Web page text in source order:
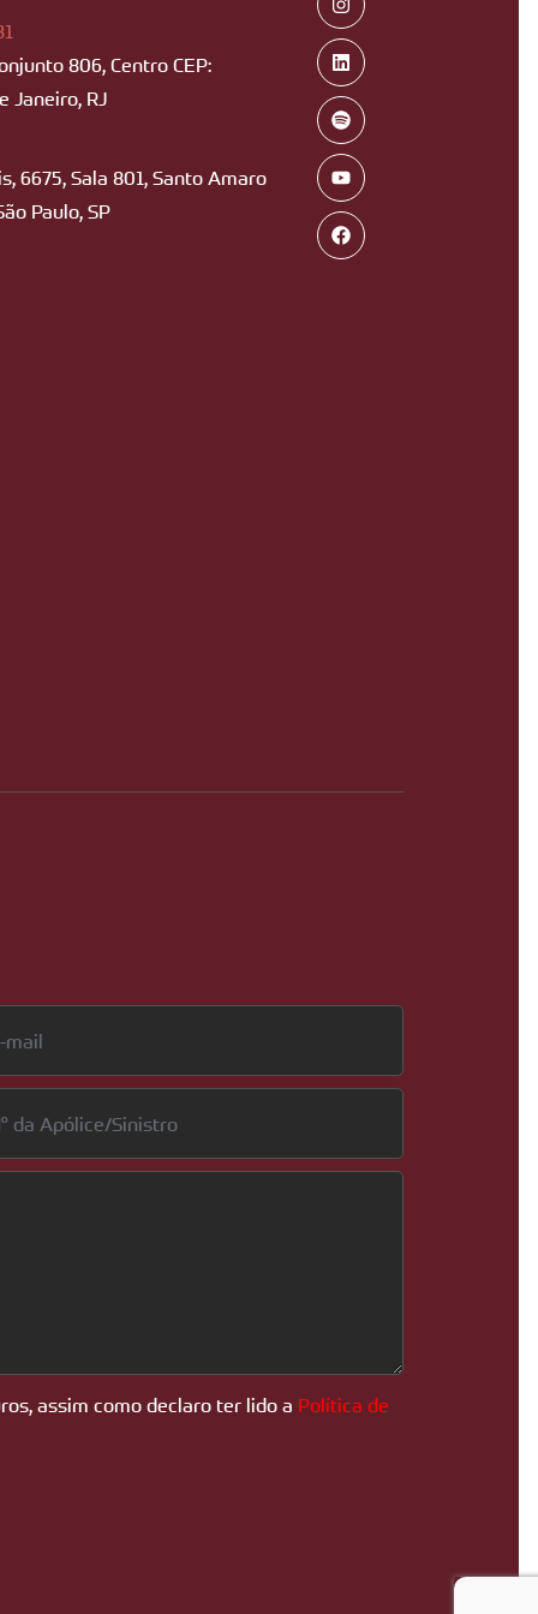
806, Centro CEP:
Janeiro, RJ
6675, Sala 801, Santo Amaro
Paulo, SP
assim como declaro ter lido a Política de